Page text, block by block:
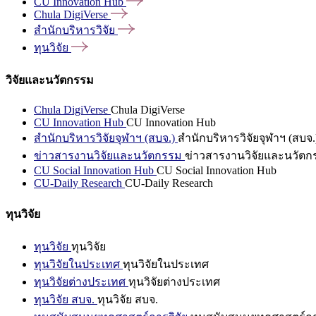
Chula DigiVerse
สำนักบริหารวิจัย
ทุนวิจัย
วิจัยและนวัตกรรม
Chula DigiVerse Chula DigiVerse
CU Innovation Hub CU Innovation Hub
สำนักบริหารวิจัยจุฬาฯ (สบจ.) สำนักบริหารวิจัยจุฬาฯ (สบจ
ข่าวสารงานวิจัยและนวัตกรรม ข่าวสารงานวิจัยและนวัตก
CU Social Innovation Hub CU Social Innovation Hub
CU-Daily Research CU-Daily Research
ทุนวิจัย
ทุนวิจัย ทุนวิจัย
ทุนวิจัยในประเทศ ทุนวิจัยในประเทศ
ทุนวิจัยต่างประเทศ ทุนวิจัยต่างประเทศ
ทุนวิจัย สบจ. ทุนวิจัย สบจ.